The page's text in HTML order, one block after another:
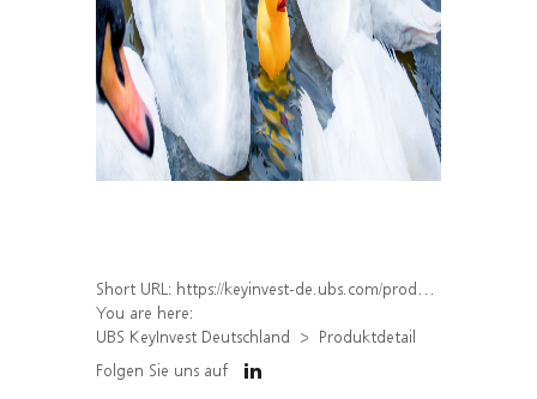
Short URL: https://keyinvest-de.ubs.com/produkt/detail/index/isin/DE000WA771Q5
You are here:
UBS KeyInvest Deutschland
Produktdetail
Folgen Sie uns auf